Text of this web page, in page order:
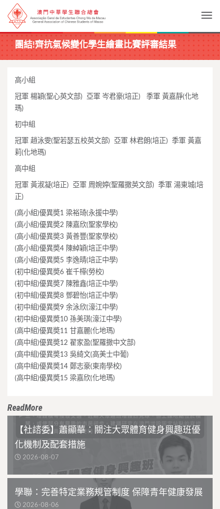
團結!齊抗氣候變化學生繪畫比賽評審結果
高小組
冠軍 楊穎(聖心英文部) 亞軍 岑君豪(培正) 季軍 黃嘉靜(化地
瑪)
初中組
冠軍 趙泳雯(聖若瑟五校英文部) 亞軍 林君朗(培正) 季軍 黃嘉
莉(化地瑪)
高中組
冠軍 黃淑凝(培正) 亞軍 周婉婷(聖羅撒英文部) 季軍 湯東城(培
正)
(高小組)優異奬1 梁裕琦(永援中學)
(高小組)優異奬2 陳嘉欣(聖家學校)
(高小組)優異奬3 黃善豐(聖家學校)
(高小組)優異奬4 陳綽穎(培正中學)
(高小組)優異奬5 李逸晴(培正中學)
(初中組)優異奬6 崔千樺(勞校)
(初中組)優異奬7 陳雅鑫(培正中學)
(初中組)優異奬8 鄧碧怡(培正中學)
(初中組)優異奬9 余泳欣(濠江中學)
(初中組)優異奬10 孫美琪(濠江中學)
(高中組)優異奬11 甘嘉麗(化地瑪)
(高中組)優異奬12 翟家盈(聖羅撒中文部)
(高中組)優異奬13 吳綺文(高美士中葡)
(高中組)優異奬14 鄭志豪(東南學校)
(高中組)優異奬15 梁嘉欣(化地瑪)
ReadMore
【社諮委】蕭顯華：關注大眾體育健身興趣班優
化機制及配套措施
2026-08-07
學聯：完善特定業務規管制度 保障青年健康發展
2026-08-06